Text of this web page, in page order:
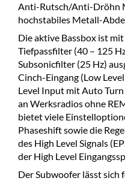
Anti-Rutsch/Anti-Dröhn
hochstabiles Metall-
Die aktive Bassbox ist
Tiefpassfilter (40 – 125
Subsonicfilter (25 Hz)
Cinch-Eingang (Low
Level Input mit Auto
an Werksradios ohne
bietet viele
Phaseshift sowie die
des High Level Signals
der High Level
Der Subwoofer lässt sich